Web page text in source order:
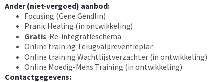
Ander (niet-vergoed) aanbod:
Focusing (Gene Gendlin)
Pranic Healing (in ontwikkeling)
Gratis: Re-integratieschema
Online training Terugvalpreventieplan
Online training Wachtlijstverzachter (in ontwikkeling)
Online Moedig-Mens Training (in ontwikkeling)
Contactgegevens: